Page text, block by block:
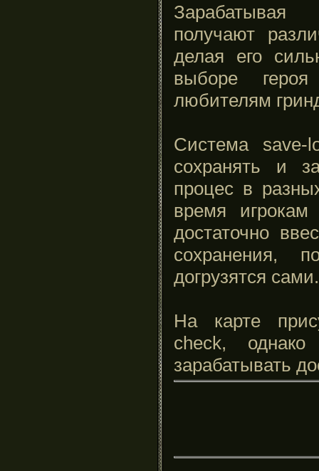
Зарабатывая
получают
делая его
выборе
любителям
Система save-
сохранять и
процес в
время
достаточно
сохранения,
догрузятся сами.
На карте
check,
зарабатывать